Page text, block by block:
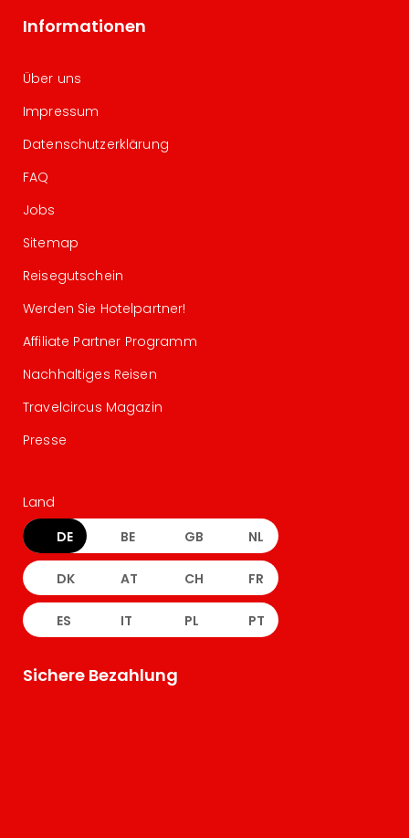
Informationen
Über uns
Impressum
Datenschutzerklärung
FAQ
Jobs
Sitemap
Reisegutschein
Werden Sie Hotelpartner!
Affiliate Partner Programm
Nachhaltiges Reisen
Travelcircus Magazin
Presse
Land
DE BE GB NL
DK AT CH FR
ES IT PL PT
Sichere Bezahlung